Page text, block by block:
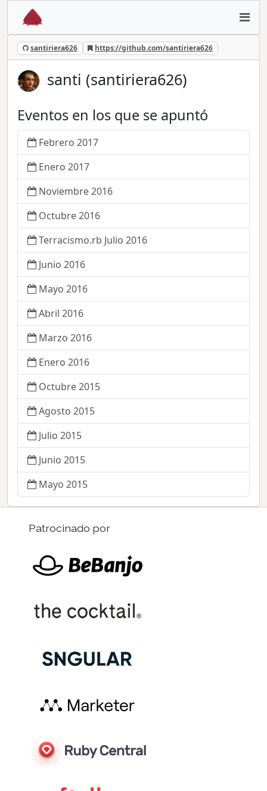
santiriera626 https://github.com/santiriera626
santi (santiriera626)
Eventos en los que se apuntó
Febrero 2017
Enero 2017
Noviembre 2016
Octubre 2016
Terracismo.rb Julio 2016
Junio 2016
Mayo 2016
Abril 2016
Marzo 2016
Enero 2016
Octubre 2015
Agosto 2015
Julio 2015
Junio 2015
Mayo 2015
Patrocinado por